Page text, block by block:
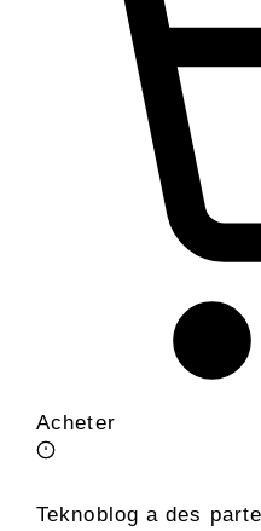
Acheter
Teknoblog a des